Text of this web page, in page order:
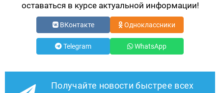
оставаться в курсе актуальной информации!
ВКонтакте Одноклассники
Telegram WhatsApp
Получайте новости быстрее всех